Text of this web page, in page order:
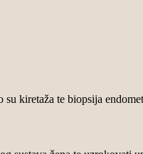
kiretaža te biopsija